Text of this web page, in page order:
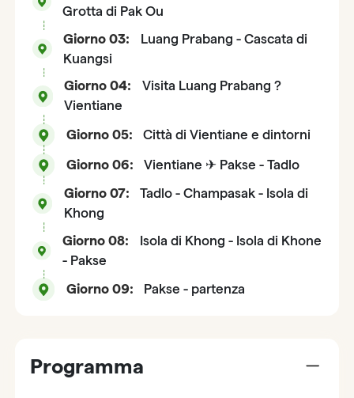
Grotta di Pak Ou
Giorno 03:
Luang Prabang - Cascata di
Kuangsi
Giorno 04:
Visita Luang Prabang ?
Vientiane
Giorno 05: Città di Vientiane e dintorni
Giorno 06: Vientiane ✈ Pakse - Tadlo
Giorno 07:
Tadlo - Champasak - Isola di
Khong
Giorno 08:
Isola di Khong - Isola di Khone
- Pakse
Giorno 09: Pakse - partenza
Programma